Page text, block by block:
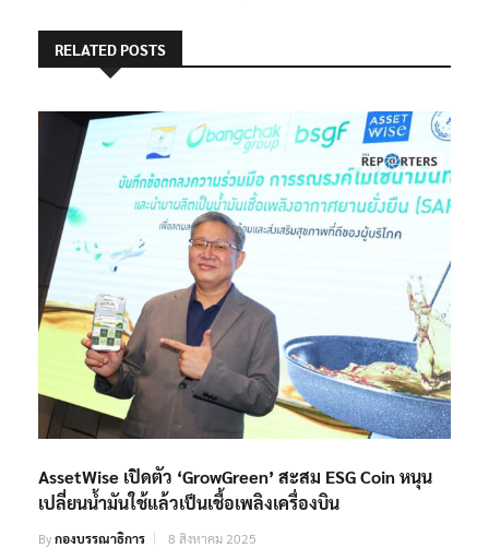
RELATED POSTS
AssetWise เปิดตัว ‘GrowGreen’ สะสม ESG Coin หนุน
เปลี่ยนน้ำมันใช้แล้วเป็นเชื้อเพลิงเครื่องบิน
Byกองบรรณาธิการ 8 สิงหาคม 2025